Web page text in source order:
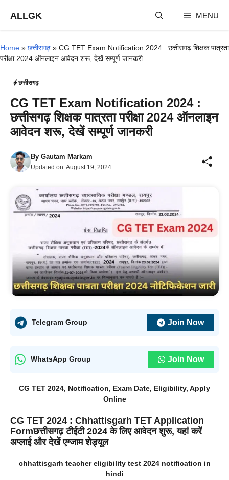
content
ALLGK MENU
Home » छत्तीसगढ़ » CG TET Exam Notification 2024 : छत्तीसगढ़ शिक्षक पात्रता
परीक्षा 2024 ऑनलाइन आवेदन शरू, देखें सम्पूर्ण जानकरी
छत्तीसगढ़
CG TET Exam Notification 2024 :
छत्तीसगढ़ शिक्षक पात्रता परीक्षा 2024 ऑनलाइन
आवेदन शरू, देखें सम्पूर्ण जानकरी
By Gautam Markam
Updated on:August 19, 2024
Telegram Group Join Now
WhatsApp Group Join Now
CG TET 2024, Notification, Exam Date, Eligibility, Apply
Online
CG TET 2024 : Chhattisgarh TET Application
Formछत्तीसगढ़ टीईटी 2024 के लिए आवेदन शुरू, यहां करें
अप्लाई और देखें एग्जाम शेड्यूल
chhattisgarh teacher eligibility test 2024 notification in
hindi